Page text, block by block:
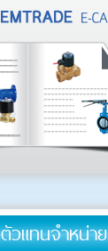
ตัวแทนจำหน่าย